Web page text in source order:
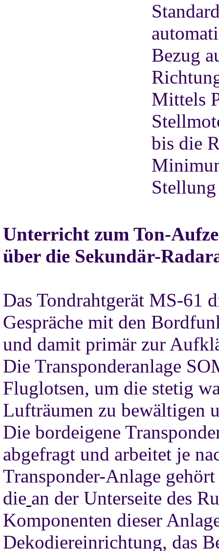
Bezug
Mittels
bis die
Unterricht zum Ton-
über die Sekundär-
Das Tondrahtgerät MS-61
Gespräche mit den
und damit primär zur
Die Transponderanlage
Fluglotsen, um die stetig
Lufträumen zu bewältigen
Die bordeigene
abgefragt und arbeitet je
Transponder-Anlage
die an der Unterseite des
Komponenten dieser
Dekodiereinrichtung, das